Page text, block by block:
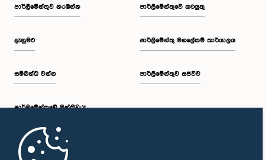
පාර්ලි‌මේන්තුව නරඹන්න
දැනුමට
සම්බන්ධ වන්න
පාර්ලි‌මේන්තුවේ මන්ත්‍රීවරු
මුල් පිටුව
පාර්ලිමේන්තුවේ කටයුතු
පාර්ලිමේන්තු මහලේකම් කාර්යාලය
පාර්ලිමේන්තුව සජීවීව